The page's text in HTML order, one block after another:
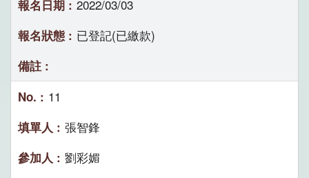
2022/03/03
已登記(已繳款)
11
張智鋒
劉彩媚